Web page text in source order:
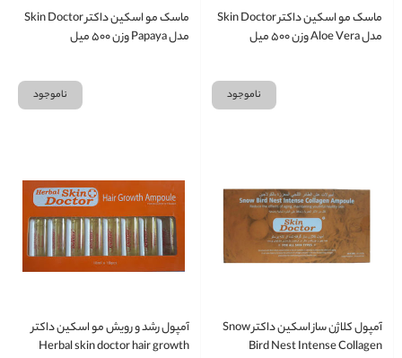
ماسک مو اسکین داکتر Skin Doctor
مدل Aloe Vera وزن ۵۰۰ میل
ناموجود
ماسک مو اسکین داکتر Skin Doctor
مدل Papaya وزن ۵۰۰ میل
ناموجود
آمپول کلاژن ساز اسکین داکتر Snow
Bird Nest Intense Collagen
آمپول رشد و رویش مو اسکین داکتر
Herbal skin doctor hair growth